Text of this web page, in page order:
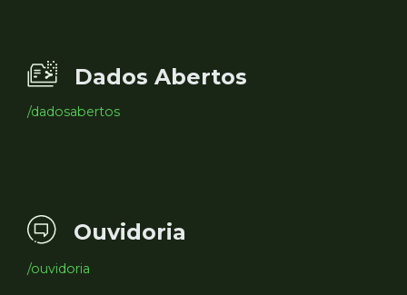
Dados Abertos
/dadosabertos
Ouvidoria
/ouvidoria